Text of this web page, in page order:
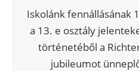
Iskolánk fennállásának
a 13. e osztály
történetéből a
jubileumot